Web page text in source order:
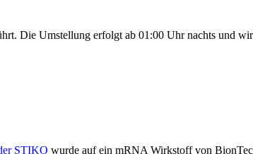
Die Umstellung erfolgt ab 01:00 Uhr nachts und
STIKO wurde auf ein mRNA Wirkstoff von